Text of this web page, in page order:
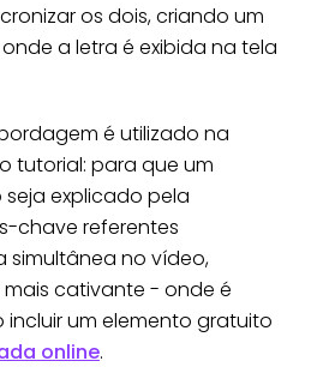
os dois, criando um
a letra é exibida na tela
é utilizado na
tutorial: para que um
explicado pela
chave referentes
simultânea no vídeo,
cativante - onde é
incluir um elemento gratuito
online.